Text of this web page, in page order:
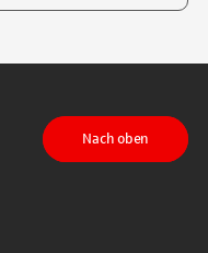
auf LinkedIn
Nach oben